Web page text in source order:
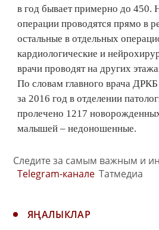
в год бывает примерно до 450.
операции проводятся прямо в
остальные в отдельных
кардиологические и
врачи проводят на других
По словам главного врача
за 2016 год в отделении
пролечено 1217
малышей – недоношенные.
Следите за самым важным и
Telegram-канале Татмедиа
ЯҢАЛЫКЛАР